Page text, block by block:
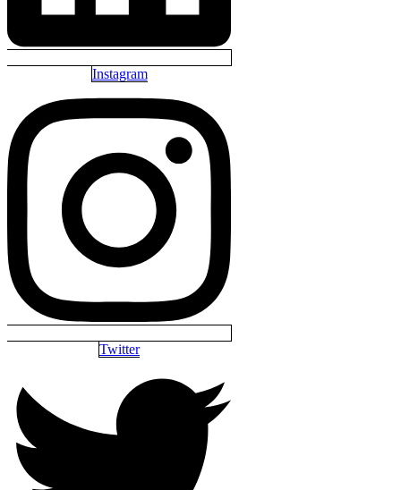
Instagram
Twitter